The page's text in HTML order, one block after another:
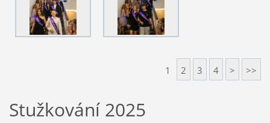
1 2 3 4 > >>
Stužkování 2025